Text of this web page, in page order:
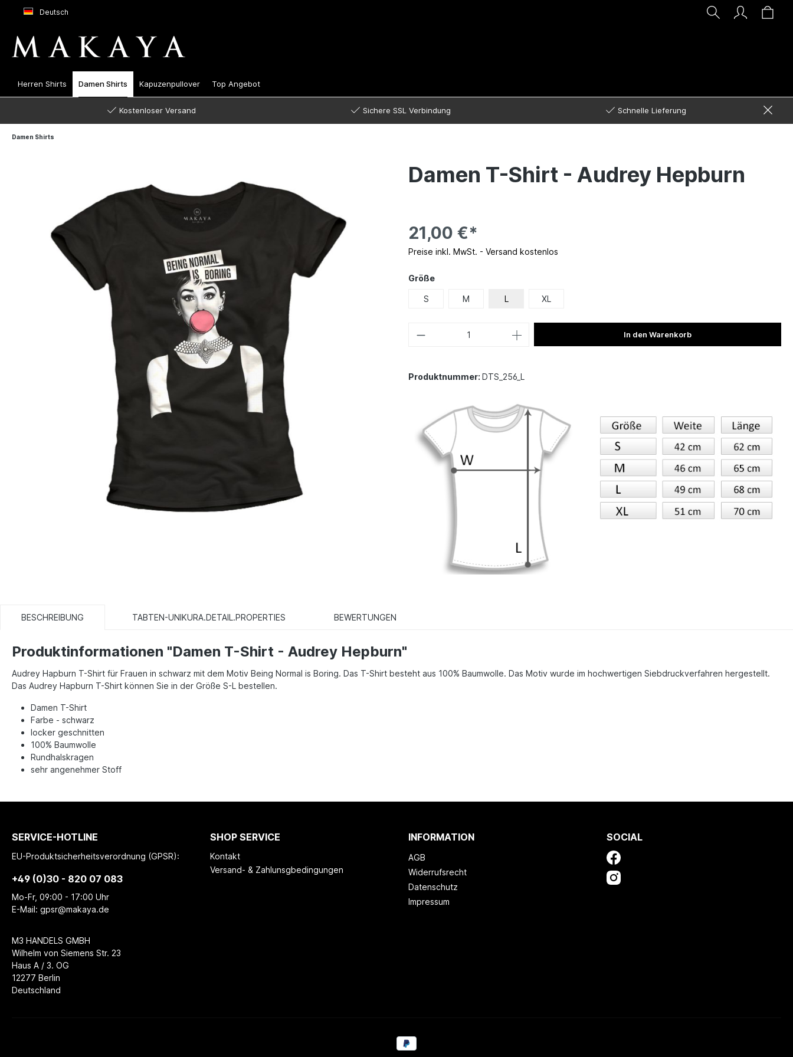
Deutsch
Herren Shirts Damen Shirts Kapuzenpullover Top Angebot
Kostenloser Versand Sichere SSL Verbindung Schnelle Lieferung
Damen Shirts
Damen T-Shirt - Audrey Hepburn
21,00 €*
Preise inkl. MwSt. - Versand kostenlos
Größe
S M L XL
In den Warenkorb
Produktnummer: DTS_256_L
BESCHREIBUNG TABTEN-UNIKURA.DETAIL.PROPERTIES BEWERTUNGEN
Produktinformationen "Damen T-Shirt - Audrey Hepburn"
Audrey Hapburn T-Shirt für Frauen in schwarz mit dem Motiv Being Normal is Boring. Das T-Shirt besteht aus 100% Baumwolle. Das Motiv wurde im hochwertigen Siebdruckverfahren hergestellt.
Das Audrey Hapburn T-Shirt können Sie in der Größe S-L bestellen.
Damen T-Shirt
Farbe - schwarz
locker geschnitten
100% Baumwolle
Rundhalskragen
sehr angenehmer Stoff
SERVICE-HOTLINE
EU-Produktsicherheitsverordnung (GPSR):
+49 (0)30 - 820 07 083
Mo-Fr, 09:00 - 17:00 Uhr
E-Mail: gpsr@makaya.de
M3 HANDELS GMBH
Wilhelm von Siemens Str. 23
Haus A / 3. OG
12277 Berlin
Deutschland
SHOP SERVICE
Kontakt
Versand- & Zahlunsgbedingungen
INFORMATION
AGB
Widerrufsrecht
Datenschutz
Impressum
SOCIAL